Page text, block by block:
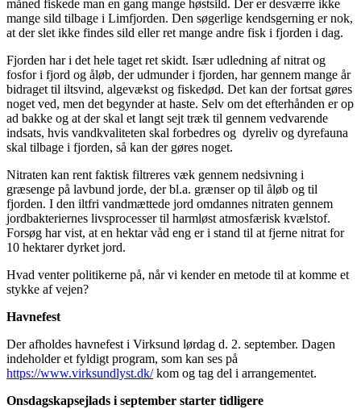
måned fiskede man en gang mange høstsild. Der er desværre ikke
mange sild tilbage i Limfjorden. Den søgerlige kendsgerning er nok,
at der slet ikke findes sild eller ret mange andre fisk i fjorden i dag.
Fjorden har i det hele taget ret skidt. Især udledning af nitrat og
fosfor i fjord og åløb, der udmunder i fjorden, har gennem mange år
bidraget til iltsvind, algevækst og fiskedød. Det kan der fortsat gøres
noget ved, men det begynder at haste. Selv om det efterhånden er op
ad bakke og at der skal et langt sejt træk til gennem vedvarende
indsats, hvis vandkvaliteten skal forbedres og dyreliv og dyrefauna
skal tilbage i fjorden, så kan der gøres noget.
Nitraten kan rent faktisk filtreres væk gennem nedsivning i
græsenge på lavbund jorde, der bl.a. grænser op til åløb og til
fjorden. I den iltfri vandmættede jord omdannes nitraten gennem
jordbakteriernes livsprocesser til harmløst atmosfærisk kvælstof.
Forsøg har vist, at en hektar våd eng er i stand til at fjerne nitrat for
10 hektarer dyrket jord.
Hvad venter politikerne på, når vi kender en metode til at komme et
stykke af vejen?
Havnefest
Der afholdes havnefest i Virksund lørdag d. 2. september. Dagen
indeholder et fyldigt program, som kan ses på
https://www.virksundlyst.dk/kom og tag del i arrangementet.
Onsdagskapsejlads i september starter tidligere